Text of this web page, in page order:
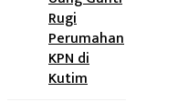
Rugi
Perumahan
KPN di
Kutim